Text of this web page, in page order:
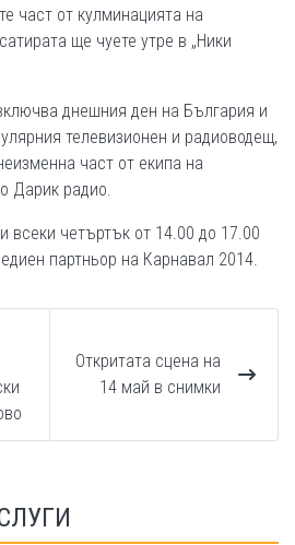
част от кулминацията на
ще чуете утре в „Ники
днешния ден на България и
телевизионен и радиоводещ,
част от екипа на
Дарик радио.
всеки четъртък от 14.00 до 17.00
партньор на Карнавал 2014.
Откритата сцена на
14 май в снимки